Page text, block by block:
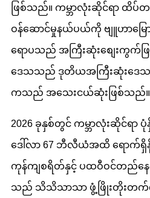
ဖြစ်သည်။ ကမ္ဘာလုံးဆိုင်ရာ ထိပ်
ဝန်ဆောင်မှုနယ်ပယ်ကို ဗျူဟာမြ
ရောပသည် အကြီးဆုံးစျေးကွက်ဖြ
ဒေသသည် ဒုတိယအကြီးဆုံးဒေသဖြ
ကသည် အသေးငယ်ဆုံးဖြစ်သည်။
2026 ခုနှစ်တွင် ကမ္ဘာလုံးဆိုင်ရာ
ဒေါ်လာ 67 ဘီလီယံအထိ ရောက်ရှိနို
ကုန်ကျစရိတ်နှင့် ပထဝီဝင်တည်န
သည် သိသိသာသာ ဖွံ့ဖြိုးတိုးတက်